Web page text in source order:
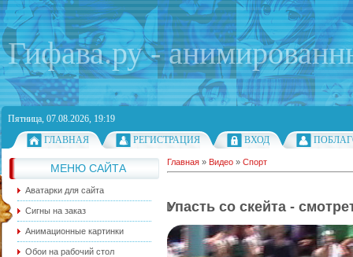
Гифава.ру -
Пятница, 07.08.2026, 19:19
ГЛАВНАЯ
РЕГИСТРАЦИЯ ВХОД
МЕНЮ САЙТА
Аватарки для сайта
Сигны на заказ
Анимационные картинки
Обои на рабочий стол
Главная » Видео » Спорт
Упасть со скейта -